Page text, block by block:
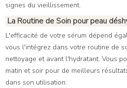
signes du vieillissement.
La Routine de Soin pour peau
L'efficacité de votre sérum dépend
vous l'intégrez dans votre routine de
nettoyage et avant l'hydratant. Vous
matin et soir pour de meilleurs
dans son utilisation.